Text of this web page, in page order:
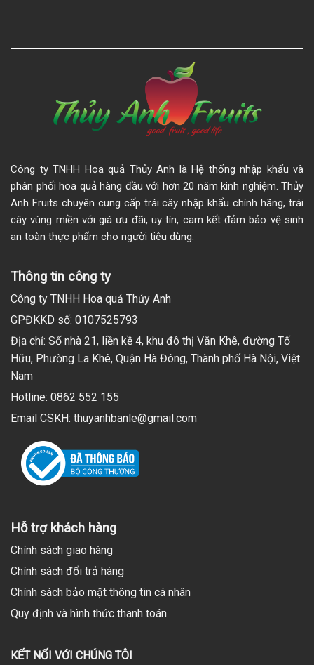
Công ty TNHH Hoa quả Thủy Anh là Hệ thống nhập khẩu và
phân phối hoa quả hàng đầu với hơn 20 năm kinh nghiệm. Thủy
Anh Fruits chuyên cung cấp trái cây nhập khẩu chính hãng, trái
cây vùng miền với giá ưu đãi, uy tín, cam kết đảm bảo vệ sinh
an toàn thực phẩm cho người tiêu dùng.
Thông tin công ty
Công ty TNHH Hoa quả Thủy Anh
GPĐKKD số: 0107525793
Địa chỉ: Số nhà 21, liền kề 4, khu đô thị Văn Khê, đường Tố
Hữu, Phường La Khê, Quận Hà Đông, Thành phố Hà Nội, Việt
Nam
Hotline: 0862 552 155
Email CSKH: thuyanhbanle@gmail.com
Hỗ trợ khách hàng
Chính sách giao hàng
Chính sách đổi trả hàng
Chính sách bảo mật thông tin cá nhân
Quy định và hình thức thanh toán
KẾT NỐI VỚI CHÚNG TÔI